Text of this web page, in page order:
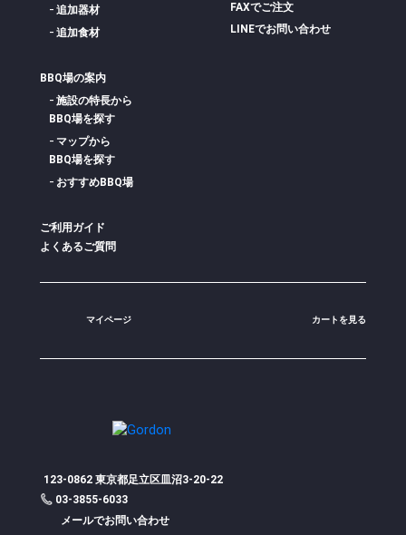
123-0862 東京都足立区皿沼3-20-22
03-3855-6033
メールでお問い合わせ
追加器材
追加食材
BBQ場の案内
施設の特長から
BBQ場を探す
マップから
BBQ場を探す
おすすめBBQ場
ご利用ガイド
よくあるご質問
FAXでご注文
LINEでお問い合わせ
マイページ カートを見る